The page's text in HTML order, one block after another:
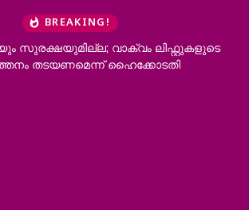
BREAKING!
ആറന്മുളയിൽ ദുരിതാശ്വാസത്തിനെത്തിയ
വാഹനത്തിന് പിഴ ചുമത്തി എംവിഡി